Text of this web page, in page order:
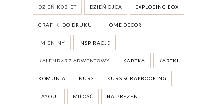
DZIEŃ KOBIET DZIEŃ OJCA EXPLODING BOX
GRAFIKI DO DRUKU HOME DECOR
IMIENINY INSPIRACJE
KALENDARZ ADWENTOWY KARTKA KARTKI
KOMUNIA KURS KURS SCRAPBOOKING
LAYOUT MIŁOŚĆ NA PREZENT